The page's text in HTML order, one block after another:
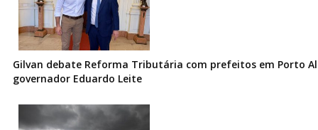
Gilvan debate Reforma Tributária com prefeitos em Porto
governador Eduardo Leite